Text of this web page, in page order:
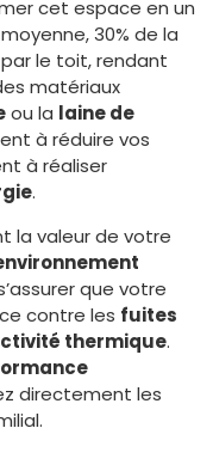
cet espace en un
30% de la
par le toit, rendant
matériaux
ou la laine de
à réduire vos
à réaliser
.
la valeur de votre
que votre
contre les fuites
thermique.
directement les